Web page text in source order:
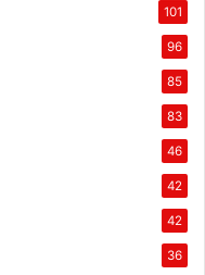
101
96
85
83
46
42
42
36